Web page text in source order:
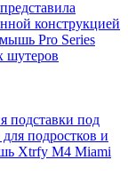
конструкцией
Pro Series
шутеров
подставки под
подростков и
Xtrfy M4 Miami